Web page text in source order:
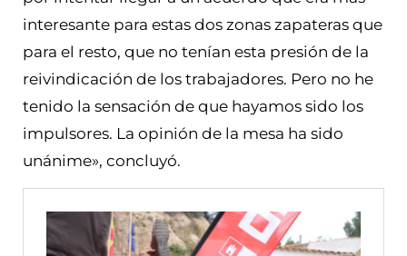
interesante para estas dos zonas zapateras que
para el resto, que no tenían esta presión de la
reivindicación de los trabajadores. Pero no he
tenido la sensación de que hayamos sido los
impulsores. La opinión de la mesa ha sido
unánime», concluyó.